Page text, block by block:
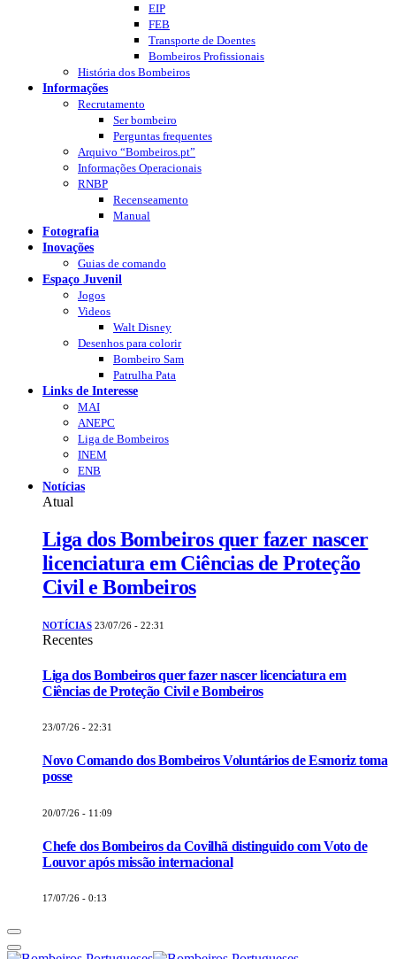
EIP
FEB
Transporte de Doentes
Bombeiros Profissionais
História dos Bombeiros
Informações
Recrutamento
Ser bombeiro
Perguntas frequentes
Arquivo “Bombeiros.pt”
Informações Operacionais
RNBP
Recenseamento
Manual
Fotografia
Inovações
Guias de comando
Espaço Juvenil
Jogos
Videos
Walt Disney
Desenhos para colorir
Bombeiro Sam
Patrulha Pata
Links de Interesse
MAI
ANEPC
Liga de Bombeiros
INEM
ENB
Notícias
Atual
Liga dos Bombeiros quer fazer nascer
licenciatura em Ciências de Proteção
Civil e Bombeiros
NOTÍCIAS 23/07/26 - 22:31
Recentes
Liga dos Bombeiros quer fazer nascer licenciatura em
Ciências de Proteção Civil e Bombeiros
23/07/26 - 22:31
Novo Comando dos Bombeiros Voluntários de Esmoriz toma
posse
20/07/26 - 11:09
Chefe dos Bombeiros da Covilhã distinguido com Voto de
Louvor após missão internacional
17/07/26 - 0:13